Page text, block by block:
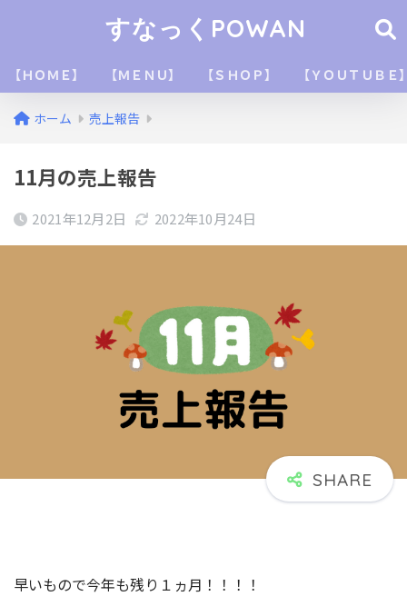
すなっくPOWAN
【ＨＯＭＥ】 【ＭＥＮＵ】 【ＳＨＯＰ】 【ＹＯＵＴＵＢＥ
ホーム 売上報告
11月の売上報告
2021年12月2日 2022年10月24日
早いもので今年も残り１ヵ月！！！！